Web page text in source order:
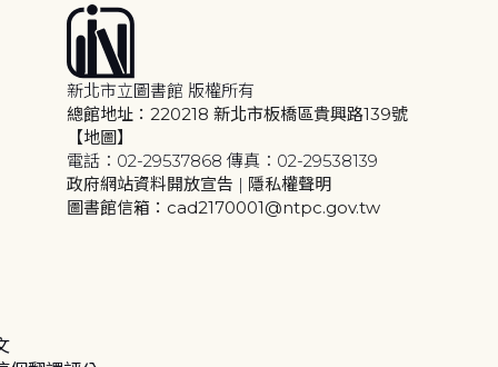
新北市立圖書館 版權所有
總館地址：220218 新北市板橋區貴興路139號
【地圖】
電話：02-29537868 傳真：02-29538139
政府網站資料開放宣告 | 隱私權聲明
圖書館信箱：cad2170001@ntpc.gov.tw